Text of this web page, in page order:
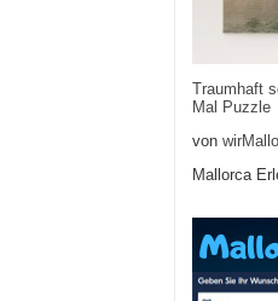
Traumhaft
Mal Puzzle
von
Mallorca